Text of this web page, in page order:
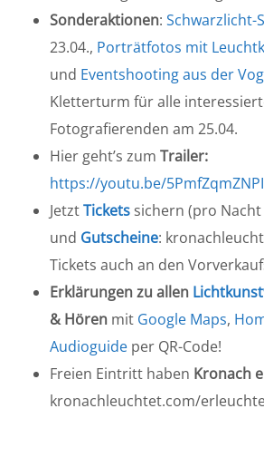
Sonderaktionen: Schwarzlicht-
23.04., Porträtfotos mit
und Eventshooting aus der
Kletterturm für alle
Fotografierenden am 25.04.
Hier geht’s zum Trailer:
https://youtu.be/5PmfZqmZNPI
JetztTickets sichern (pro
und Gutscheine:
Tickets auch an den
Erklärungen zu allen
& Hören mit Google Maps,
Audioguide per QR-Code!
Freien Eintritt haben Kronach
kronachleuchtet.com/